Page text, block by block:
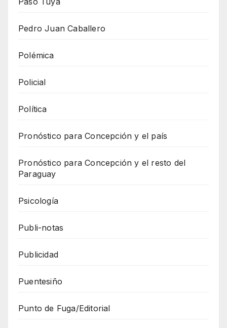
Pedro Juan Caballero
Polémica
Policial
Política
Pronóstico para Concepción y el país
Pronóstico para Concepción y el resto del
Paraguay
Psicología
Publi-notas
Publicidad
Puentesiño
Punto de Fuga/Editorial